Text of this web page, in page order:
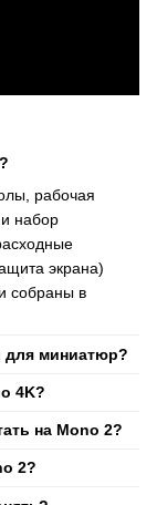
рабочая
набор
экрана)
собраны в
для миниатюр?
4K?
на Mono 2?
2?